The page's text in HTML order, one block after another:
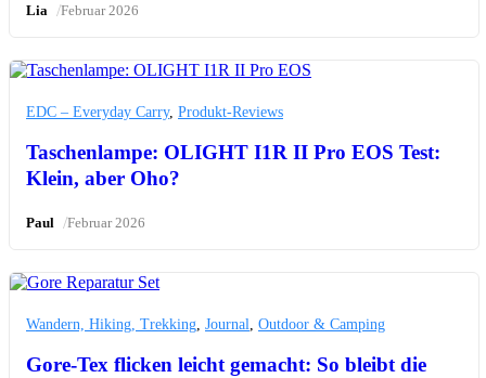
Lia /Februar 2026
EDC – Everyday Carry, Produkt-Reviews
Taschenlampe: OLIGHT I1R II Pro EOS Test:
Klein, aber Oho?
Paul /Februar 2026
Wandern, Hiking, Trekking, Journal, Outdoor & Camping
Gore-Tex flicken leicht gemacht: So bleibt die